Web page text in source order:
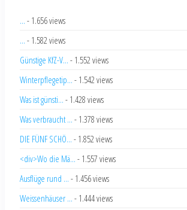
... - 1.656 views
... - 1.582 views
Günstige KfZ-V... - 1.552 views
Winterpflegetip... - 1.542 views
Was ist günsti... - 1.428 views
Was verbraucht ... - 1.378 views
DIE FÜNF SCHÖ... - 1.852 views
<div>Wo die Mä... - 1.557 views
Ausflüge rund ... - 1.456 views
Weissenhäuser ... - 1.444 views